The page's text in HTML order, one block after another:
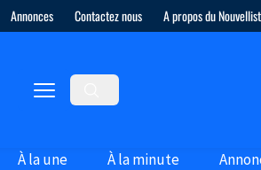
Annonces Contactez nous A propos du
À la une À la minute